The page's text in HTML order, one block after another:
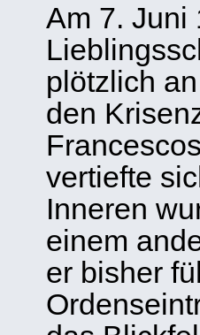
Am 7. Juni
plötzlich
den
vertiefte
Inneren
einem
er bisher